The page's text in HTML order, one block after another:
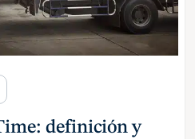
definición y